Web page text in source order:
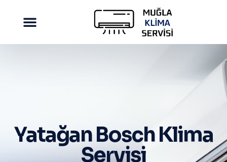
Yatağan Bosch Klima
Servisi